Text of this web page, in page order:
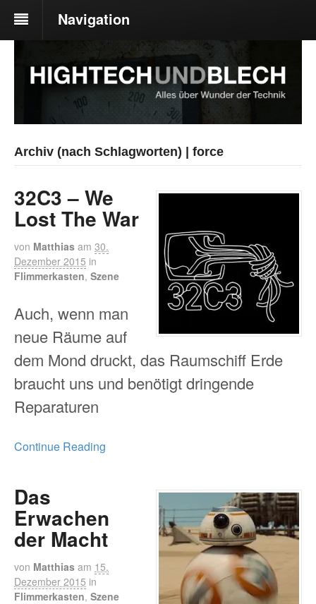
Navigation
Archiv (nach Schlagworten) | force
32C3 – We
Lost The War
von Matthias am 30.
Dezember 2015 in
Flimmerkasten, Szene
Auch, wenn man
neue Räume auf
dem Mond druckt, das Raumschiff Erde
braucht uns und benötigt dringende
Reparaturen
Continue Reading
Das
Erwachen
der Macht
von Matthias am 15.
Dezember 2015 in
Flimmerkasten, Szene